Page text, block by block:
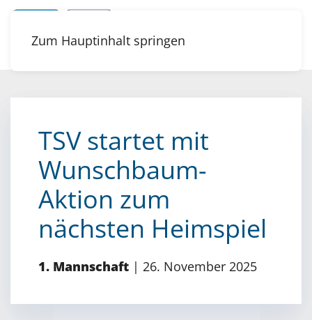
Zum Hauptinhalt springen
TSV startet mit
Wunschbaum-
Aktion zum
nächsten Heimspiel
1. Mannschaft | 26. November 2025